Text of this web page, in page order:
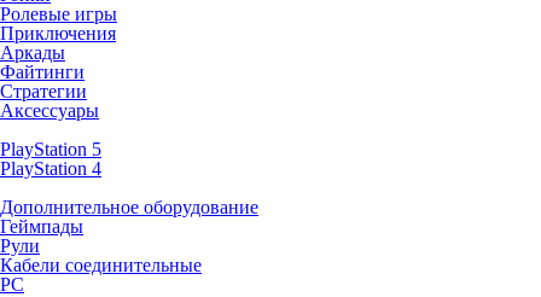
Ролевые игры
Приключения
Аркады
Файтинги
Стратегии
Аксессуары
PlayStation 5
PlayStation 4
Дополнительное оборудование
Геймпады
Рули
Кабели соединительные
PC